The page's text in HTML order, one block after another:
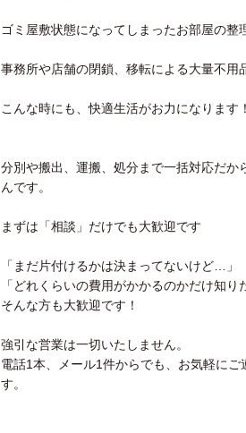
ゴミ屋敷状態になってしまったお部屋の整
事務所や店舗の閉鎖、移転による大量不用
こんな時にも、快適生活がお力になります！
分別や搬出、運搬、処分まで一括対応だ
んです。
まずは「相談」だけでも大歓迎です
「まだ片付けるかは決まってないけど…」
「どれくらいの費用がかかるのかだけ知り
そんな方も大歓迎です！
強引な営業は一切いたしません。
電話1本、メール1件からでも、お気軽に
す。